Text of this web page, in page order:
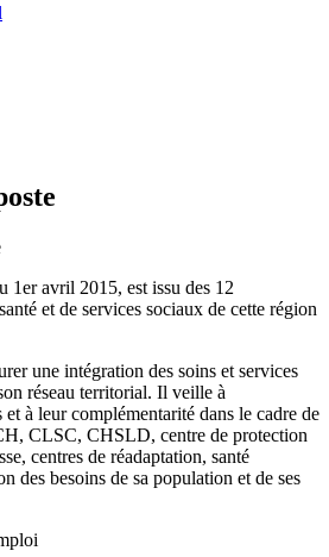
avril 2015, est issu des 12
et de services sociaux de cette région
une intégration des soins et services
réseau territorial. Il veille à
et à leur complémentarité dans le cadre de
CLSC, CHSLD, centre de protection
centres de réadaptation, santé
des besoins de sa population et de ses